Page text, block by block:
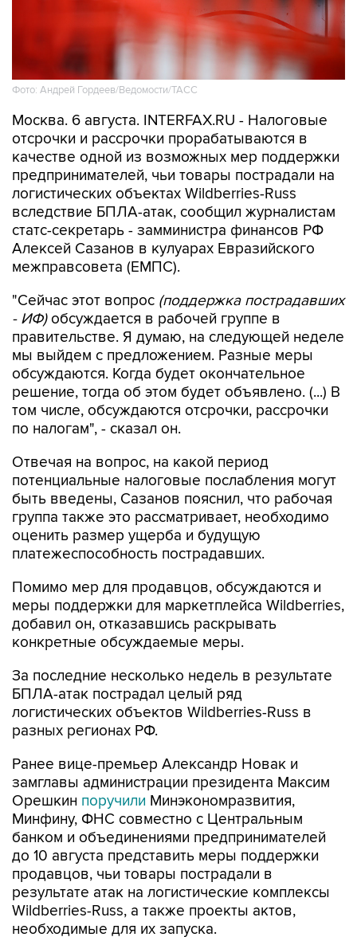
Фото: Андрей Гордеев/Ведомости/ТАСС
Москва. 6 августа. INTERFAX.RU - Налоговые
отсрочки и рассрочки прорабатываются в
качестве одной из возможных мер поддержки
предпринимателей, чьи товары пострадали на
логистических объектах Wildberries-Russ
вследствие БПЛА-атак, сообщил журналистам
статс-секретарь - замминистра финансов РФ
Алексей Сазанов в кулуарах Евразийского
межправсовета (ЕМПС).
"Сейчас этот вопрос (поддержка пострадавших
- ИФ)обсуждается в рабочей группе в
правительстве. Я думаю, на следующей неделе
мы выйдем с предложением. Разные меры
обсуждаются. Когда будет окончательное
решение, тогда об этом будет объявлено. (...) В
том числе, обсуждаются отсрочки, рассрочки
по налогам", - сказал он.
Отвечая на вопрос, на какой период
потенциальные налоговые послабления могут
быть введены, Сазанов пояснил, что рабочая
группа также это рассматривает, необходимо
оценить размер ущерба и будущую
платежеспособность пострадавших.
Помимо мер для продавцов, обсуждаются и
меры поддержки для маркетплейса Wildberries,
добавил он, отказавшись раскрывать
конкретные обсуждаемые меры.
За последние несколько недель в результате
БПЛА-атак пострадал целый ряд
логистических объектов Wildberries-Russ в
разных регионах РФ.
Ранее вице-премьер Александр Новак и
замглавы администрации президента Максим
Орешкин поручили Минэкономразвития,
Минфину, ФНС совместно с Центральным
банком и объединениями предпринимателей
до 10 августа представить меры поддержки
продавцов, чьи товары пострадали в
результате атак на логистические комплексы
Wildberries-Russ, а также проекты актов,
необходимые для их запуска.